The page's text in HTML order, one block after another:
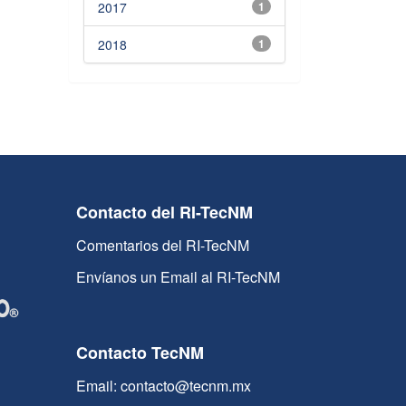
1
2017
1
2018
Contacto del RI-TecNM
Comentarios del RI-TecNM
Envíanos un Email al RI-TecNM
Contacto TecNM
Email: contacto@tecnm.mx